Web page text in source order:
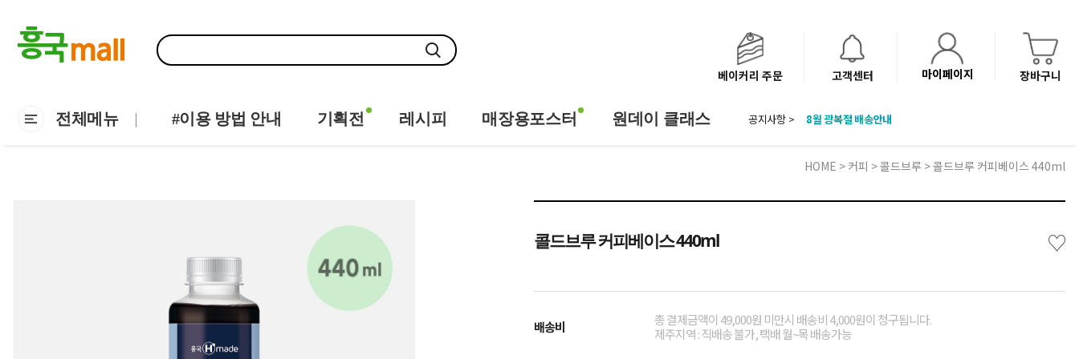
베이커리 주문 고객센터 마이페이지 장바구니
전체메뉴 #이용 방법 안내 기획전 레시피 매장용포스터 원데이 클래스 공지사항 >
8월 광복절 배송안내
HOME > 커피 >콜드브루 > 콜드브루 커피베이스 440ml
콜드브루 커피베이스 440ml ♡
배송비
총 결제금액이 49,000원 미만시 배송비 4,000원이 청구됩니다.
제주지역 : 직배송 불가, 택배 월~목 배송가능